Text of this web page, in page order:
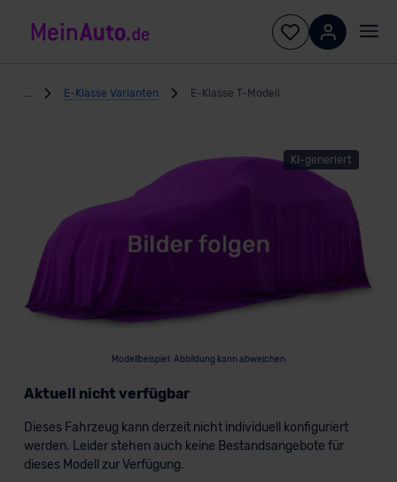
E-Klasse Varianten E-Klasse T-Modell
KI-generiert
Modellbeispiel: Abbildung kann abweichen
Aktuell nicht verfügbar
Dieses Fahrzeug kann derzeit nicht individuell konfiguriert
werden. Leider stehen auch keine Bestandsangebote für
dieses Modell zur Verfügung.